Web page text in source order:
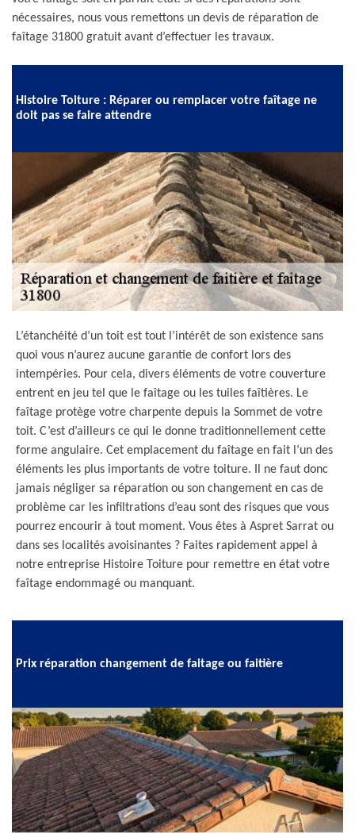
nécessaires, nous vous remettons un devis de réparation de
faîtage 31800 gratuit avant d’effectuer les travaux.
Histoire Toiture : Réparer ou remplacer votre faîtage ne
doit pas se faire attendre
L’étanchéité d’un toit est tout l’intérêt de son existence sans
quoi vous n’aurez aucune garantie de confort lors des
intempéries. Pour cela, divers éléments de votre couverture
entrent en jeu tel que le faîtage ou les tuiles faîtières. Le
faîtage protège votre charpente depuis la Sommet de votre
toit. C’est d’ailleurs ce qui le donne traditionnellement cette
forme angulaire. Cet emplacement du faîtage en fait l‘un des
éléments les plus importants de votre toiture. Il ne faut donc
jamais négliger sa réparation ou son changement en cas de
problème car les infiltrations d’eau sont des risques que vous
pourrez encourir à tout moment. Vous êtes à Aspret Sarrat ou
dans ses localités avoisinantes ? Faites rapidement appel à
notre entreprise Histoire Toiture pour remettre en état votre
faîtage endommagé ou manquant.
Prix réparation changement de faitage ou faitière